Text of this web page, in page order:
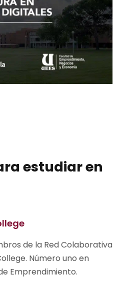
estudiar en
de la Red Colaborativa
Número uno en
Emprendimiento.